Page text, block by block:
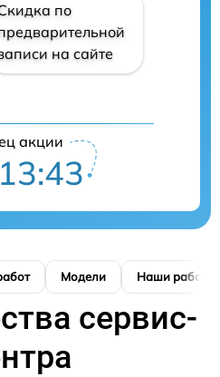
по
на сайте
акции
Модели Наши работы
сервис-